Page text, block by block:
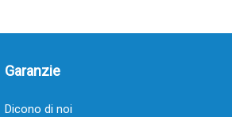
Garanzie
Dicono di noi